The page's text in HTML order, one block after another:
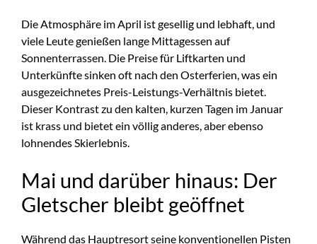
Die Atmosphäre im April ist gesellig und lebhaft, und
viele Leute genießen lange Mittagessen auf
Sonnenterrassen. Die Preise für Liftkarten und
Unterkünfte sinken oft nach den Osterferien, was ein
ausgezeichnetes Preis-Leistungs-Verhältnis bietet.
Dieser Kontrast zu den kalten, kurzen Tagen im Januar
ist krass und bietet ein völlig anderes, aber ebenso
lohnendes Skierlebnis.
Mai und darüber hinaus: Der
Gletscher bleibt geöffnet
Während das Hauptresort seine konventionellen Pisten